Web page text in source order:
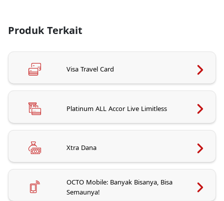
Produk Terkait
Visa Travel Card
Platinum ALL Accor Live Limitless
Xtra Dana
OCTO Mobile: Banyak Bisanya, Bisa
Semaunya!